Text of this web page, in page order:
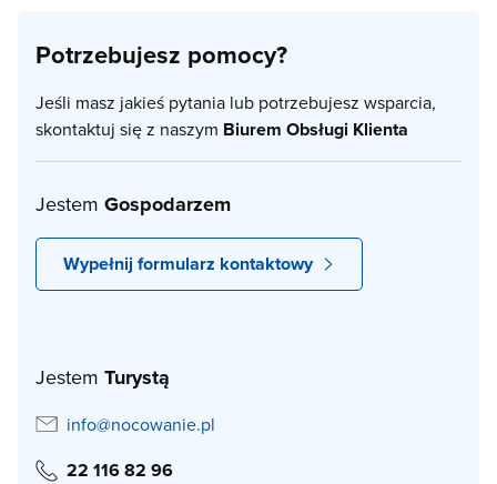
Potrzebujesz pomocy?
Jeśli masz jakieś pytania lub potrzebujesz wsparcia,
skontaktuj się z naszym Biurem Obsługi Klienta
Jestem Gospodarzem
Wypełnij formularz kontaktowy
Jestem Turystą
info@nocowanie.pl
22 116 82 96